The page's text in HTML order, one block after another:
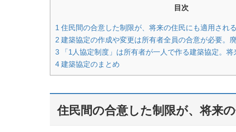
目次
1 住民間の合意した制限が、将来の住民にも適用される
2 建築協定の作成や変更は所有者全員の合意が必要。
3 「1人協定制度」は所有者が一人で作る建築協定。将
4 建築協定のまとめ
住民間の合意した制限が、将来